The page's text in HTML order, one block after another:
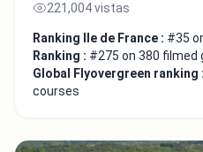
221,004 vistas
Ranking Ile de France : #35
Ranking : #275 on 380 filmed
Global Flyovergreen ranking :
courses